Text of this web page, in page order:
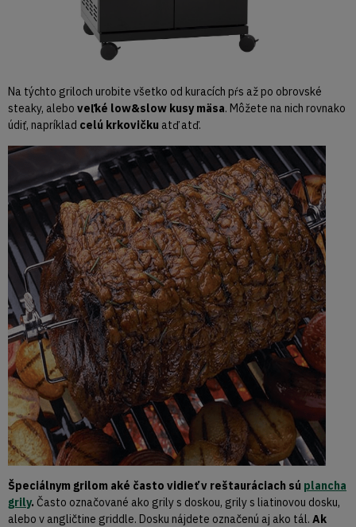
Na týchto griloch urobite všetko od kuracích pŕs až po obrovské
steaky, alebo veľké low&slow kusy mäsa. Môžete na nich rovnako
údiť, napríklad celú krkovičku atď atď.
Špeciálnym grilom aké často vidieť v reštauráciach sú plancha
grily. Často označované ako grily s doskou, grily s liatinovou dosku,
alebo v angličtine griddle. Dosku nájdete označenú aj ako tál. Ak